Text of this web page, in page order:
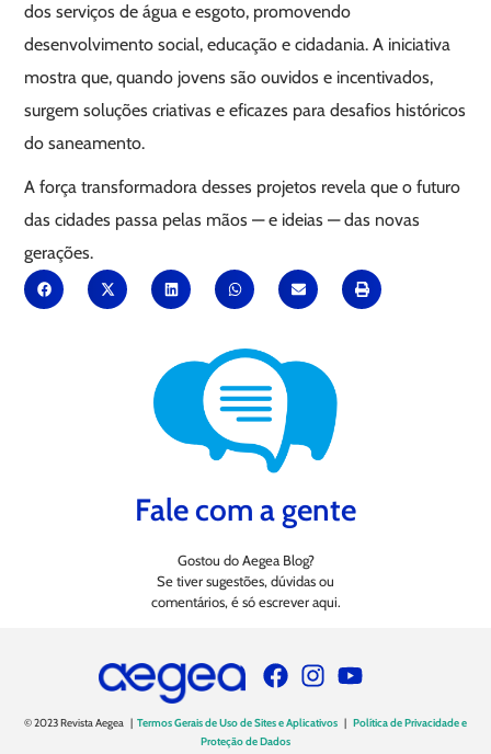
dos serviços de água e esgoto, promovendo
desenvolvimento social, educação e cidadania. A iniciativa
mostra que, quando jovens são ouvidos e incentivados,
surgem soluções criativas e eficazes para desafios históricos
do saneamento.
A força transformadora desses projetos revela que o futuro
das cidades passa pelas mãos — e ideias — das novas
gerações.
Fale com a gente
Gostou do Aegea Blog?
Se tiver sugestões, dúvidas ou
comentários, é só escrever aqui.
© 2023 Revista Aegea | Termos Gerais de Uso de Sites e Aplicativos | Política de Privacidade e
Proteção de Dados